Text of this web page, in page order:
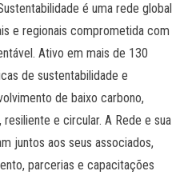
é uma rede global
e regionais comprometida com
Ativo em mais de 130
de sustentabilidade e
de baixo carbono,
e circular. A Rede e sua
juntos aos seus associados,
parcerias e capacitações